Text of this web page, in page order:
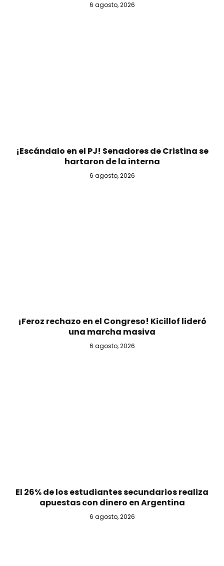
6 agosto, 2026
¡Escándalo en el PJ! Senadores de Cristina se
hartaron de la interna
6 agosto, 2026
¡Feroz rechazo en el Congreso! Kicillof lideró
una marcha masiva
6 agosto, 2026
El 26% de los estudiantes secundarios realiza
apuestas con dinero en Argentina
6 agosto, 2026